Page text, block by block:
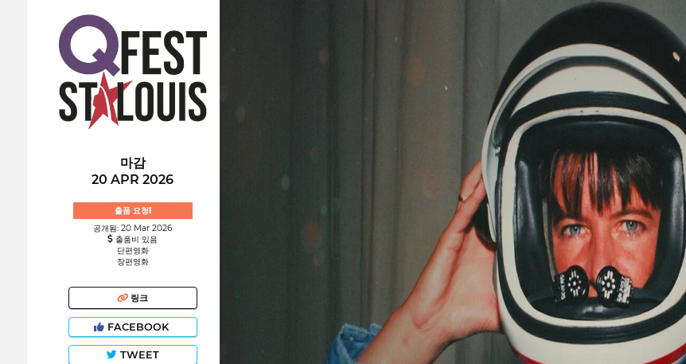
마감
20 APR 2026
출품 요청!
공개됨: 20 Mar 2026
출품비 있음
단편영화
장편영화
링크
FACEBOOK
TWEET